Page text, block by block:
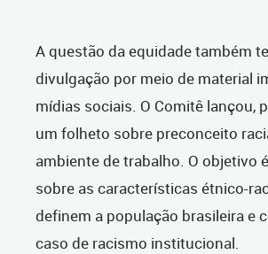
A questão da equidade também
divulgação por meio de material
mídias sociais. O Comitê lançou,
um folheto sobre preconceito
ambiente de trabalho. O objetivo
sobre as características étnico-
definem a população brasileira e
caso de racismo institucional.